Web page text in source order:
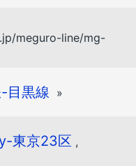
meguro-line/mg-
目黒線 »
東京23区 ,